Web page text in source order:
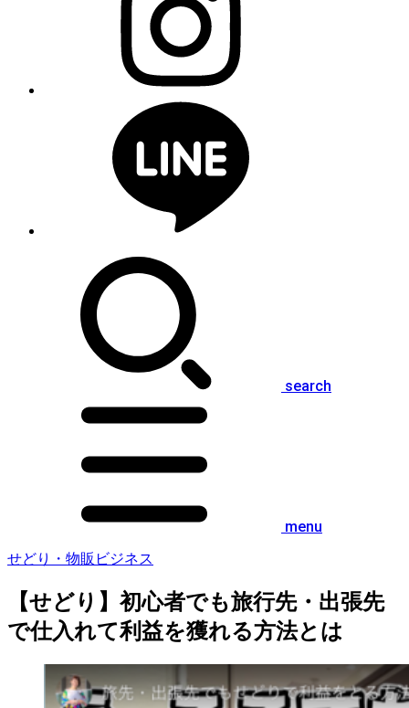
search
menu
せどり・物販ビジネス
【せどり】初心者でも旅行先・出張先
で仕入れて利益を獲れる方法とは